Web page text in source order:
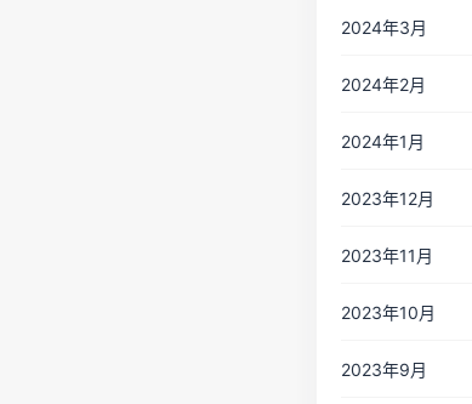
2024年3月
2024年2月
2024年1月
2023年12月
2023年11月
2023年10月
2023年9月